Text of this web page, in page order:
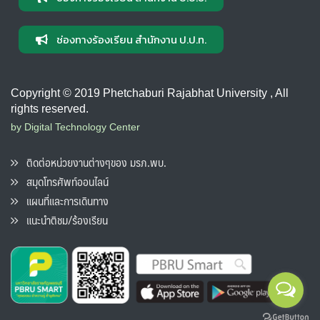
ช่องทางร้องเรียน สำนักงาน ป.ป.ท.
Copyright © 2019 Phetchaburi Rajabhat University , All
rights reserved.
by Digital Technology Center
ติดต่อหน่วยงานต่างๆของ มรภ.พบ.
สมุดโทรศัพท์ออนไลน์
แผนที่และการเดินทาง
แนะนำติชม/ร้องเรียน